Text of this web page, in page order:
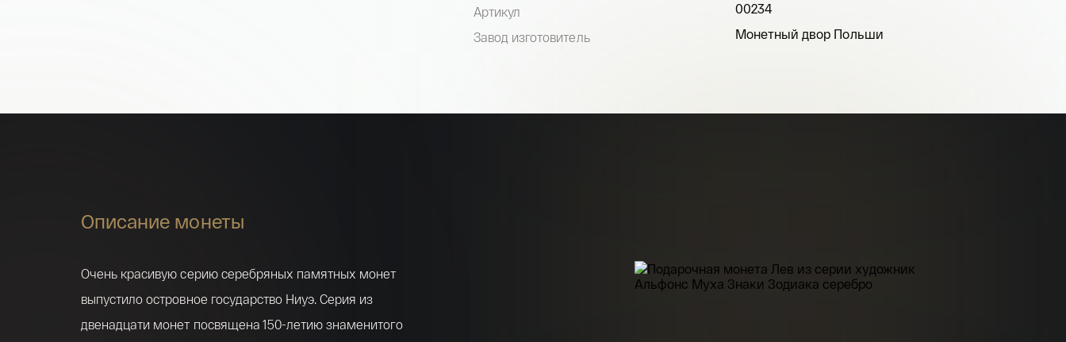
Артикул
00234
Завод изготовитель
Монетный двор Польши
Описание монеты
Очень красивую серию серебряных памятных монет
выпустило островное государство Ниуэ. Серия из
двенадцати монет посвящена 150-летию знаменитого